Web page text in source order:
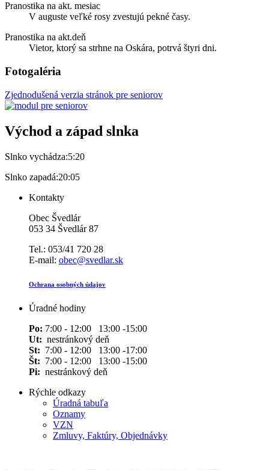
Pranostika na akt. mesiac
V auguste veľké rosy zvestujú pekné časy.
Pranostika na akt.deň
Vietor, ktorý sa strhne na Oskára, potrvá štyri dni.
Fotogaléria
Zjednodušená verzia stránok pre seniorov
Východ a západ slnka
Slnko vychádza:5:20
Slnko zapadá:20:05
Kontakty
Obec Švedlár
053 34 Švedlár 87
Tel.: 053/41 720 28
E-mail: obec@svedlar.sk
Ochrana osobných údajov
Úradné hodiny
Po: 7:00 - 12:00 13:00 -15:00
Ut: nestránkový deň
St: 7:00 - 12:00 13:00 -17:00
Št: 7:00 - 12:00 13:00 -15:00
Pi: nestránkový deň
Rýchle odkazy
Úradná tabuľa
Oznamy
VZN
Zmluvy, Faktúry, Objednávky